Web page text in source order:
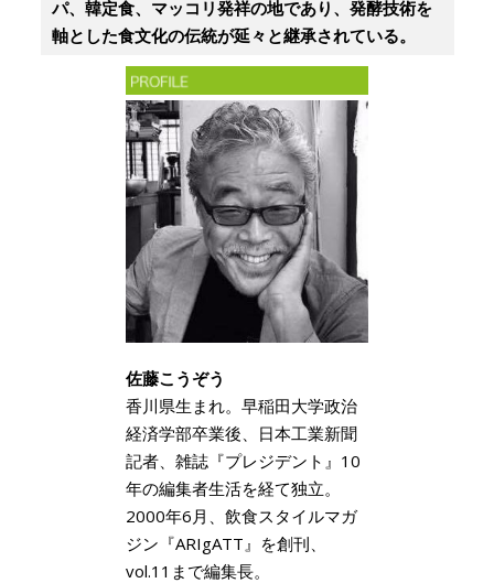
パ、韓定食、マッコリ発祥の地であり、発酵技術を
軸とした食文化の伝統が延々と継承されている。
佐藤こうぞう
香川県生まれ。早稲田大学政治
経済学部卒業後、日本工業新聞
記者、雑誌『プレジデント』10
年の編集者生活を経て独立。
2000年6月、飲食スタイルマガ
ジン『ARIgATT』を創刊、
vol.11まで編集長。